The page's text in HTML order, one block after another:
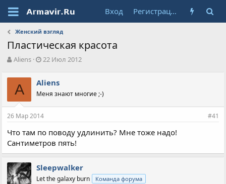
Вход Регистрация
Женский взгляд
Пластическая красота
А
т
р
т
е
ы
Aliens
Д
а
н
ч
л
а
22 Июл 2012
A Aliens
Меня знают многие ;-)
26 Мар 2014 #41
Что там по поводу удлинить? Мне тоже надо!
Сантиметров пять!
Sleepwalker
Let the galaxy burn Команда форума